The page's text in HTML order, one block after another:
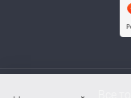
Все